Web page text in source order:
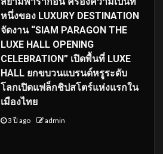
หนึ่งของ LUXURY DESTINATION
จัดงาน “SIAM PARAGON THE
LUXE HALL OPENING
CELEBRATION” เปิดพื้นที่ LUXE
HALL ยกขบวนแบรนด์หรูระดับ
โลกเปิดแฟล็กชิปสโตร์แห่งแรกใน
เมืองไทย
3 ปี ago admin